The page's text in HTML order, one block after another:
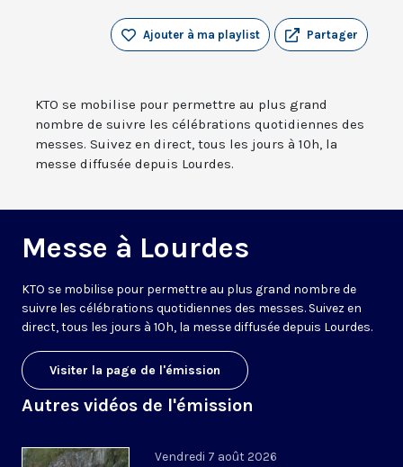
Partager
Ajouter à ma playlist
KTO se mobilise pour permettre au plus grand
nombre de suivre les célébrations quotidiennes des
messes. Suivez en direct, tous les jours à 10h, la
messe diffusée depuis Lourdes.
Messe à Lourdes
KTO se mobilise pour permettre au plus grand nombre de
suivre les célébrations quotidiennes des messes. Suivez en
direct, tous les jours à 10h, la messe diffusée depuis Lourdes.
Visiter la page de l'émission
Autres vidéos de l'émission
Vendredi 7 août 2026